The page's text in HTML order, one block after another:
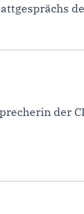
der